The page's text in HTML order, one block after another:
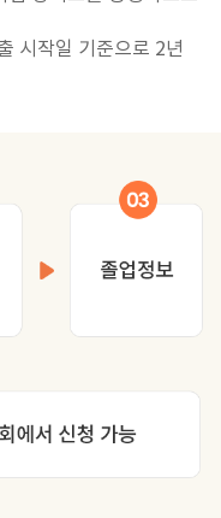
시작일 기준으로 2년